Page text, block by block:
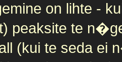
on lihte -
peaksite te
(kui te seda ei